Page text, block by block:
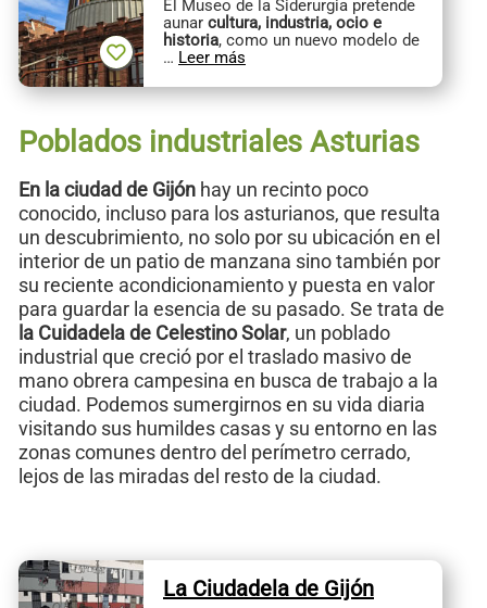
El Museo de la Siderurgia pretende
aunar cultura, industria, ocio e
historia, como un nuevo modelo de
… Leer más
Poblados industriales Asturias
En la ciudad de Gijón hay un recinto poco
conocido, incluso para los asturianos, que resulta
un descubrimiento, no solo por su ubicación en el
interior de un patio de manzana sino también por
su reciente acondicionamiento y puesta en valor
para guardar la esencia de su pasado. Se trata de
la Cuidadela de Celestino Solar, un poblado
industrial que creció por el traslado masivo de
mano obrera campesina en busca de trabajo a la
ciudad. Podemos sumergirnos en su vida diaria
visitando sus humildes casas y su entorno en las
zonas comunes dentro del perímetro cerrado,
lejos de las miradas del resto de la ciudad.
La Ciudadela de Gijón